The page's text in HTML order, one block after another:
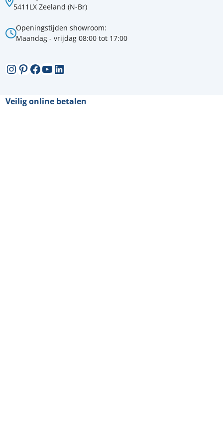
5411LX Zeeland (N-Br)
Openingstijden showroom:
Maandag - vrijdag 08:00 tot 17:00
Instagram
Pinterest
Facebook
YouTube
LinkedIn
Veilig online betalen